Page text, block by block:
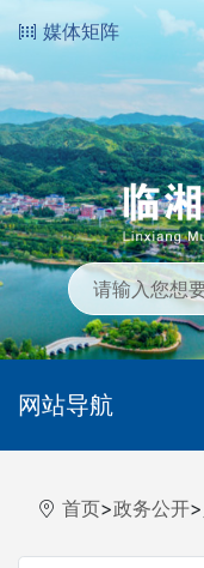
媒体矩阵
网站导航
首页>政务公开>